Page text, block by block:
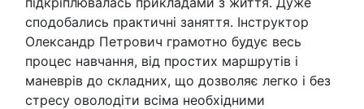
сподобались практичні заняття. Інструктор
Олександр Петрович грамотно будує весь
процес навчання, від простих маршрутів і
маневрів до складних, що дозволяє легко і без
стресу оволодіти всіма необхідними